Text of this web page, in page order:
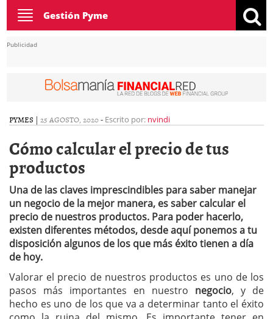
Toggle
navigation
Gestión Pyme
Publicidad
PYMES | 25 AGOSTO, 2020- Escrito por: nvindi
Cómo calcular el precio de tus
productos
Una de las claves imprescindibles para saber manejar
un negocio de la mejor manera, es saber calcular el
precio de nuestros productos. Para poder hacerlo,
existen diferentes métodos, desde aquí ponemos a tu
disposición algunos de los que más éxito tienen a día
de hoy.
Valorar el precio de nuestros productos es uno de los
pasos más importantes en nuestro negocio, y de
hecho es uno de los que va a determinar tanto el éxito